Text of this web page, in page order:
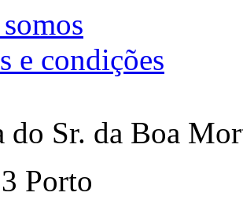
e condições
do Sr. da Boa
Porto